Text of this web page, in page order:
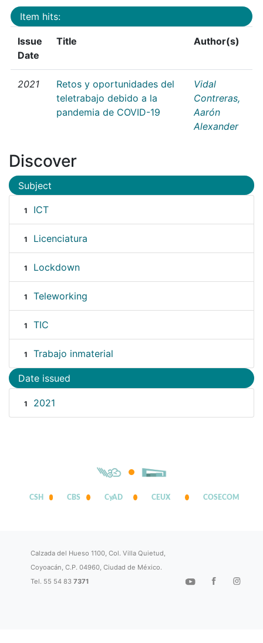
Item hits:
Issue
Date
Title Author(s)
2021
Retos y oportunidades del
teletrabajo debido a la
pandemia de COVID-19
Vidal
Contreras,
Aarón
Alexander
Discover
Subject
1 ICT
1 Licenciatura
1 Lockdown
1 Teleworking
1 TIC
1 Trabajo inmaterial
Date issued
1 2021
CSH CBS CyAD CEUX COSECOM
Calzada del Hueso 1100, Col. Villa Quietud,
Coyoacán, C.P. 04960, Ciudad de México.
Tel. 55 54 837371